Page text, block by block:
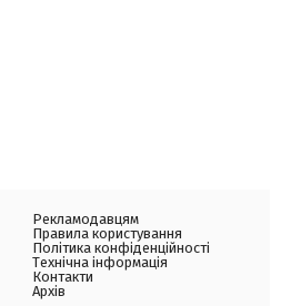
Рекламодавцям
Правила користування
Політика конфіденційності
Технічна інформація
Контакти
Архів